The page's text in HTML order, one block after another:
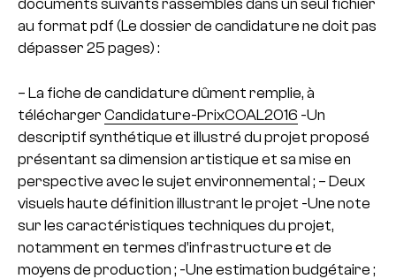
documents suivants rassemblés dans un seul fichier
au format pdf (Le dossier de candidature ne doit pas
dépasser 25 pages) :
– La fiche de candidature dûment remplie, à
télécharger Candidature-PrixCOAL2016 -Un
descriptif synthétique et illustré du projet proposé
présentant sa dimension artistique et sa mise en
perspective avec le sujet environnemental ; – Deux
visuels haute définition illustrant le projet -Une note
sur les caractéristiques techniques du projet,
notamment en termes d’infrastructure et de
moyens de production ; -Une estimation budgétaire ;